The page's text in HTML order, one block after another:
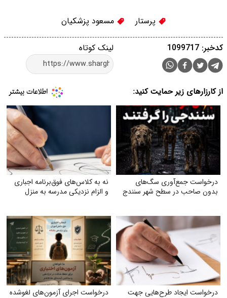
پرستار مسعود پزشکیان
لینک کوتاه کدخبر: 1099717
از کارزارهای زیر حمایت کنید:
درخواست جمع‌آوری سگ‌های
بدون صاحب در سطح شهر سنندج
نه به کلاس‌های فوق‌برنامه اجباری
و الزام نزدیکی مدرسه به منزل
درخواست ایجاد طرح‌هایی جهت
درخواست اجرای آزمون‌های لغوشده